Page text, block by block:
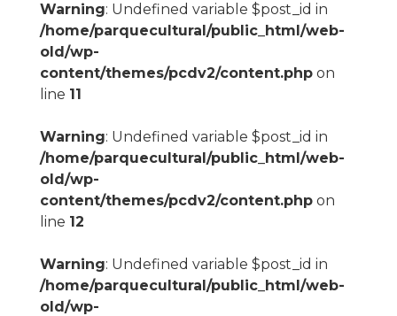
Warning: Undefined variable $post_id in
/home/parquecultural/public_html/web-
old/wp-
content/themes/pcdv2/content.phpon
line 11
Warning: Undefined variable $post_id in
/home/parquecultural/public_html/web-
old/wp-
content/themes/pcdv2/content.phpon
line 12
Warning: Undefined variable $post_id in
/home/parquecultural/public_html/web-
old/wp-